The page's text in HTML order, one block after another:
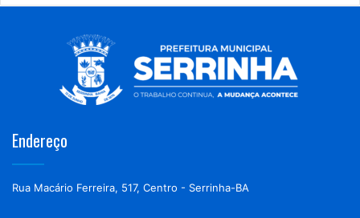
Endereço
Rua Macário Ferreira, 517, Centro - Serrinha-BA